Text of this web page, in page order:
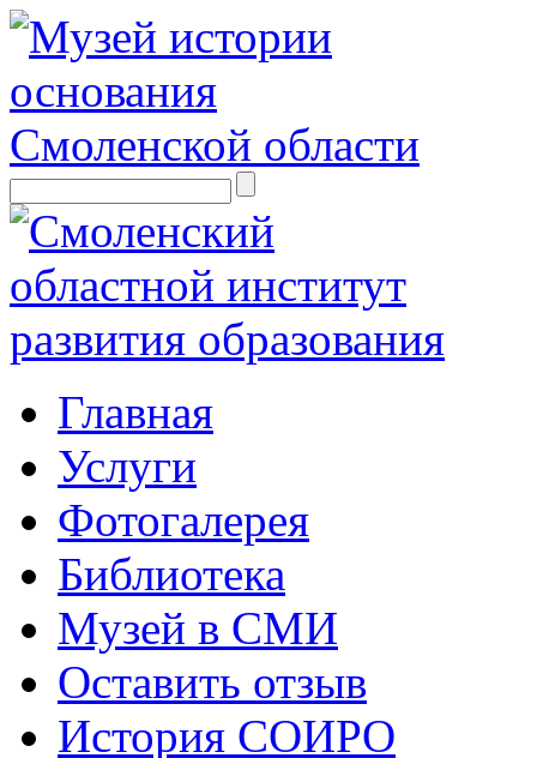
Главная
Услуги
Фотогалерея
Библиотека
Музей в СМИ
Оставить отзыв
История СОИРО